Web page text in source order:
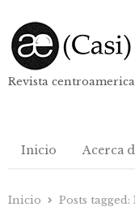
Revista
Inicio Acerca
Inicio Posts tagged: